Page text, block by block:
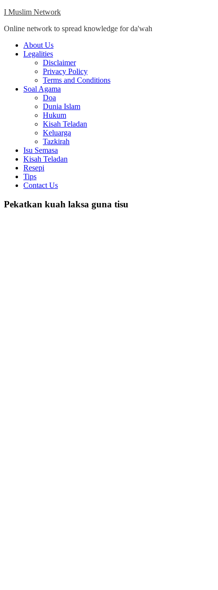
Skip
content
I Muslim Network
Online network to spread knowledge for da'wah
Close
Menu
About Us
Legalities
Disclaimer
Privacy Policy
Terms and Conditions
Soal Agama
Doa
Dunia Islam
Hukum
Kisah Teladan
Keluarga
Tazkirah
Isu Semasa
Kisah Teladan
Resepi
Tips
Contact Us
Pekatkan kuah laksa guna tisu